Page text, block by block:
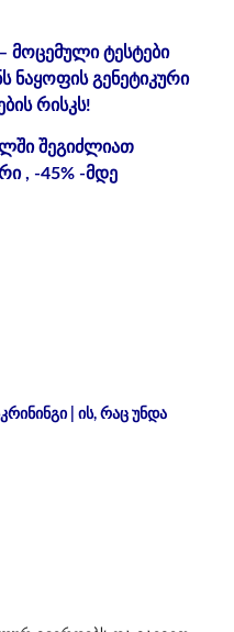
მოცემული ტესტები
ნაყოფის გენეტიკური
რისკს!
შეგიძლიათ
, -45% -მდე
| ის, რაც უნდა